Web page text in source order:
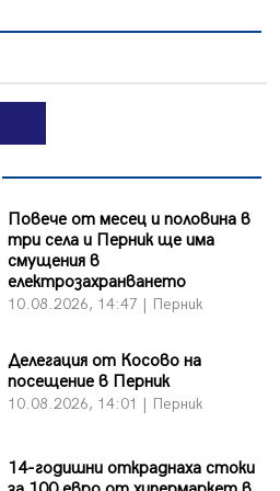
Повече от месец и половина в
три села и Перник ще има
смущения в
електрозахранването
10.08.2026, 14:47 | Перник
Делегация от Косово на
посещение в Перник
10.08.2026, 14:01 | Перник
14-годишни откраднаха стоки